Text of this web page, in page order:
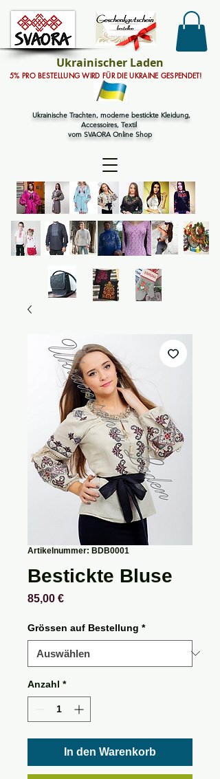
Ukrainische Trachten, moderne bestickte Kleidung,
Accessoires, Textil
vom SVAORA Online Shop
5% PRO BESTELLUNG WIRD FÜR DIE UKRAINE GESPENDET!
Ukrainischer Laden
Artikelnummer: BDB0001
Bestickte Bluse
85,00 €Preis
Grössen auf Bestellung *
Anzahl *
In den Warenkorb